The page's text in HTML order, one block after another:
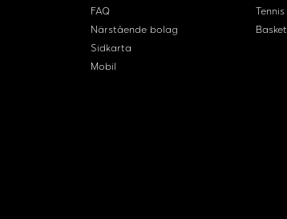
FAQ
Närstående bolag
Sidkarta
Mobil
Tennis
Basket